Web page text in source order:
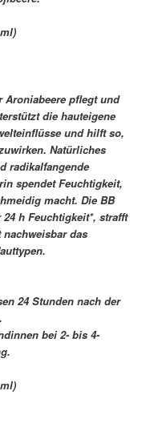
Aroniabeere pflegt und
die hauteigene
und hilft so,
Natürliches
radikalfangende
spendet Feuchtigkeit,
macht. Die BB
h Feuchtigkeit*, strafft
das
24 Stunden nach der
bei 2- bis 4-